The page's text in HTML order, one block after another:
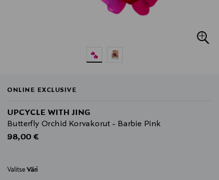
ONLINE EXCLUSIVE
UPCYCLE WITH JING
Butterfly Orchid Korvakorut - Barbie Pink
Original Price
98,00 €
Valitse Väri